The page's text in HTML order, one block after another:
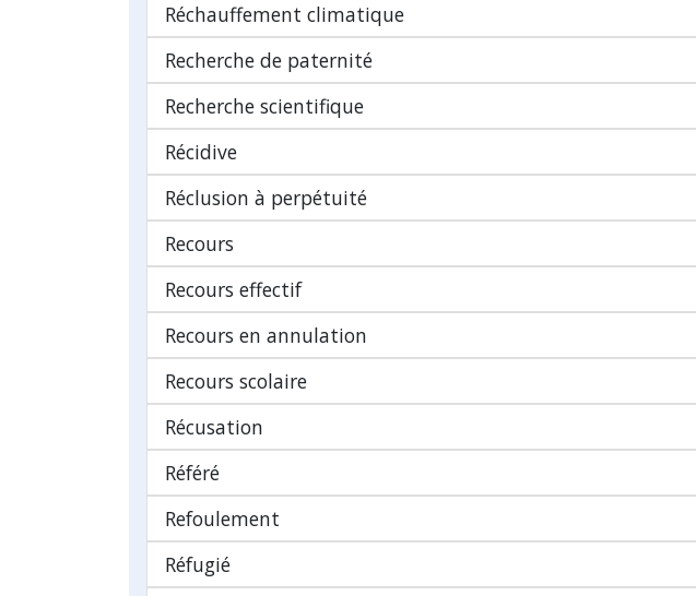
Réchauffement climatique
Recherche de paternité
Recherche scientifique
Récidive
Réclusion à perpétuité
Recours
Recours effectif
Recours en annulation
Recours scolaire
Récusation
Référé
Refoulement
Réfugié